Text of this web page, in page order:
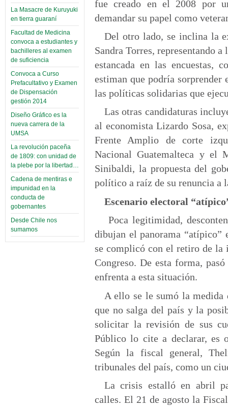
La Masacre de Kuruyuki
en tierra guaraní
Facultad de Medicina
convoca a estudiantes y
bachilleres al examen
de suficiencia
Convoca a Curso
Prefacultativo y Examen
de Dispensación
gestión 2014
Diseño Gráfico es la
nueva carrera de la
UMSA
La revolución paceña
de 1809: con unidad de
la plebe por la libertad…
Cadena de mentiras e
impunidad en la
conducta de
gobernantes
Desde Chile nos
sumamos
fue creado en el 2008 por
demandar su papel como
Del otro lado, se inclina la
Sandra Torres, representando
estancada en las encuestas,
estiman que podría sorprender
las políticas solidarias que
Las otras candidaturas
al economista Lizardo Sosa,
Frente Amplio de corte
Nacional Guatemalteca y el
Sinibaldi, la propuesta del
político a raíz de su renuncia a
Escenario electoral
Poca legitimidad,
dibujan el panorama “atípico”
se complicó con el retiro de la
Congreso. De esta forma,
enfrenta a esta situación.
A ello se le sumó la
que no salga del país y la
solicitar la revisión de sus
Público lo cite a declarar, es
Según la fiscal general,
tribunales del país, como un
La crisis estalló en abril
calles. El 21 de agosto la